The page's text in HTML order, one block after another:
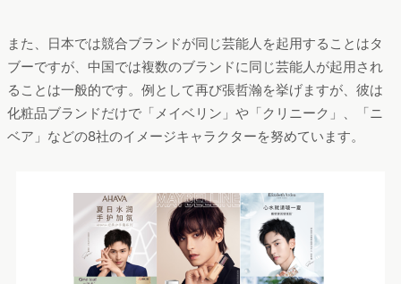
また、日本では競合ブランドが同じ芸能人を起用することはタ
ブーですが、中国では複数のブランドに同じ芸能人が起用され
ることは一般的です。例として再び張哲瀚を挙げますが、彼は
化粧品ブランドだけで「メイベリン」や「クリニーク」、「ニ
ベア」などの8社のイメージキャラクターを努めています。